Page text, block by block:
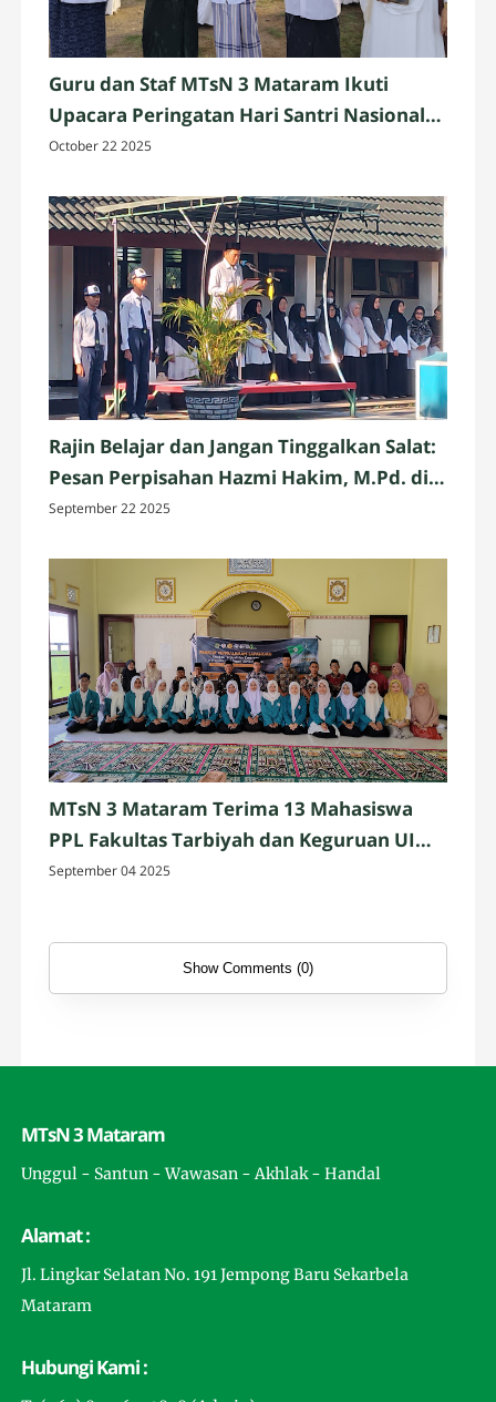
Guru dan Staf MTsN 3 Mataram Ikuti
Upacara Peringatan Hari Santri Nasional
2025 di Penujak, Lombok Tengah
October 22 2025
Rajin Belajar dan Jangan Tinggalkan Salat:
Pesan Perpisahan Hazmi Hakim, M.Pd. di
MTsN 3 Mataram
September 22 2025
MTsN 3 Mataram Terima 13 Mahasiswa
PPL Fakultas Tarbiyah dan Keguruan UIN
Mataram
September 04 2025
Show Comments (0)
MTsN 3 Mataram
Unggul - Santun - Wawasan - Akhlak - Handal
Alamat :
Jl. Lingkar Selatan No. 191 Jempong Baru Sekarbela
Mataram
Hubungi Kami :